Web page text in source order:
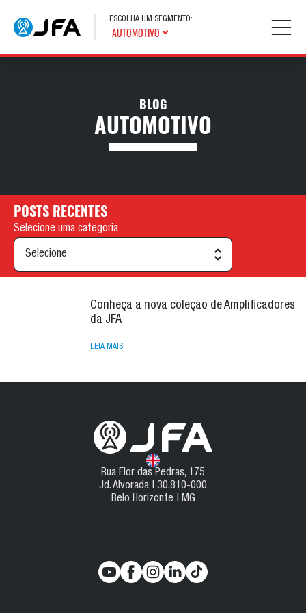
ESCOLHA UM SEGMENTO:
BLOG
AUTOMOTIVO
POSTS RECENTES
Selecione uma categoria
Conheça a nova coleção de Amplificadores
da JFA
LEIA MAIS
Rua Flor das Pedras, 175
Jd. Alvorada | 30.810-000
Belo Horizonte | MG